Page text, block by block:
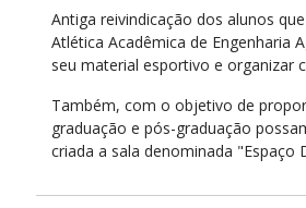
Antiga reivindicação dos alunos
Atlética Acadêmica de Engenharia
seu material esportivo e organizar
Também, com o objetivo de
graduação e pós-graduação
criada a sala denominada "Espaço